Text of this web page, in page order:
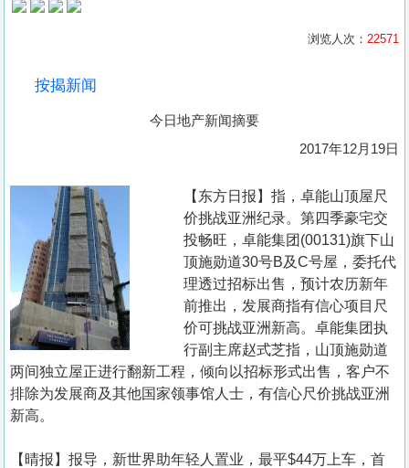
产
手
册
关
於
我
们
浏览人次： 22571
按揭新闻
今日地产新闻摘要
2017年12月19日
【东方日报】指，卓能山顶屋尺
价挑战亚洲纪录。第四季豪宅交
投畅旺，卓能集团(00131)旗下山
顶施勋道30号B及C号屋，委托代
理透过招标出售，预计农历新年
前推出，发展商指有信心项目尺
价可挑战亚洲新高。卓能集团执
行副主席赵式芝指，山顶施勋道
两间独立屋正进行翻新工程，倾向以招标形式出售，客户不
排除为发展商及其他国家领事馆人士，有信心尺价挑战亚洲
新高。
【晴报】报导，新世界助年轻人置业，最平$44万上车，首